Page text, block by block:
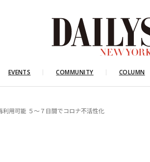
EVENTS COMMUNITY COLUMN
利用可能 ５～７日間でコロナ不活性化